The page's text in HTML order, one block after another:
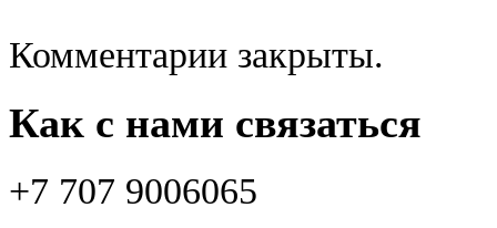
Комментарии закрыты.
Как с нами связаться
+7 707 9006065